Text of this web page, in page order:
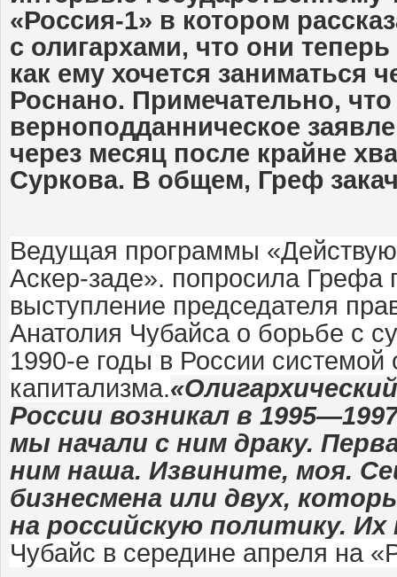
«Россия-1» в котором
с олигархами, что они
как ему хочется заниматься
Роснано. Примечательно, что
верноподданническое
через месяц после крайне
Суркова. В общем, Греф
Ведущая программы
Аскер-заде». попросила Грефа
выступление председателя
Анатолия Чубайса о борьбе с
1990-е годы в России системой
капитализма.
России возникал в
мы начали с ним драку.
ним наша. Извините, моя.
бизнесмена или двух,
на российскую политику.
Чубайс в середине апреля на